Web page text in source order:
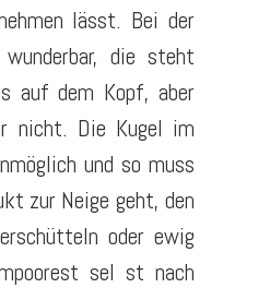
lässt. Bei der
die steht
auf dem Kopf, aber
nicht. Die Kugel im
und so muss
zur Neige geht, den
oder ewig
sel st nach